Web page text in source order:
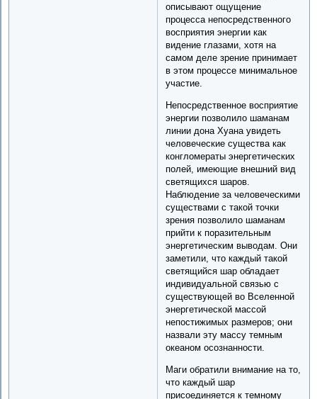
описывают ощущение
процесса непосредственного
восприятия энергии как
видение глазами, хотя на
самом деле зрение принимает
в этом процессе минимальное
участие.
Непосредственное восприятие
энергии позволило шаманам
линии дона Хуана увидеть
человеческие существа как
конгломераты энергетических
полей, имеющие внешний вид
светящихся шаров.
Наблюдение за человеческими
существами с такой точки
зрения позволило шаманам
прийти к поразительным
энергетическим выводам. Они
заметили, что каждый такой
светящийся шар обладает
индивидуальной связью с
существующей во Вселенной
энергетической массой
непостижимых размеров; они
назвали эту массу темным
океаном осознанности.
Маги обратили внимание на то,
что каждый шар
присоединяется к темному